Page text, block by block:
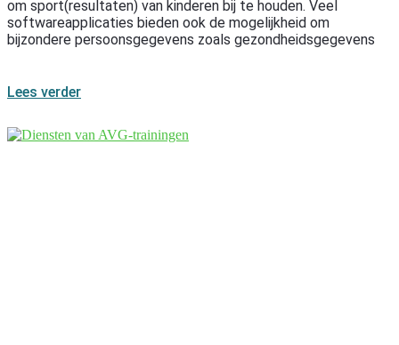
om sport(resultaten) van kinderen bij te houden. Veel
softwareapplicaties bieden ook de mogelijkheid om
bijzondere persoonsgegevens zoals gezondheidsgegevens
Lees verder